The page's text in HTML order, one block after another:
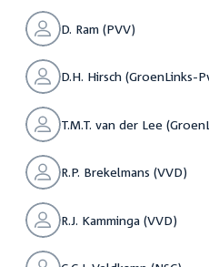
D. Ram (PVV)
D.H. Hirsch (GroenLinks-
T.M.T. van der Lee
R.P. Brekelmans (VVD)
R.J. Kamminga (VVD)